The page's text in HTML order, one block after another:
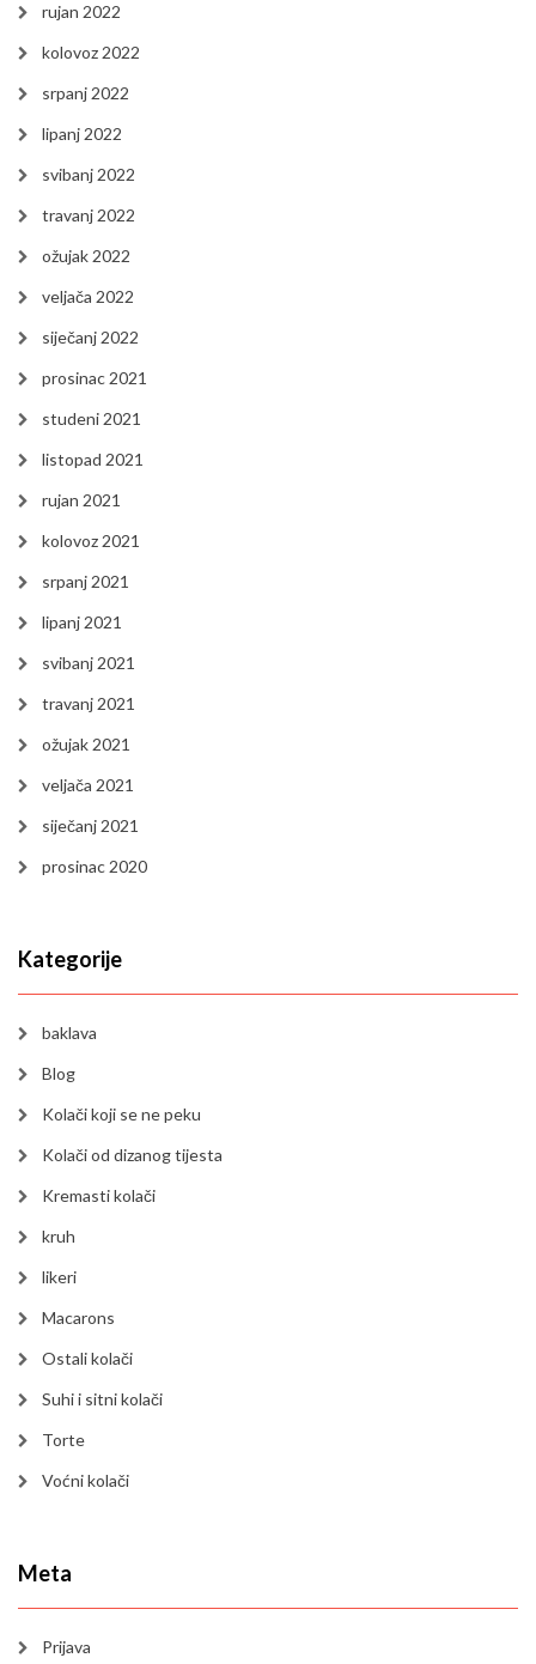
rujan 2022
kolovoz 2022
srpanj 2022
lipanj 2022
svibanj 2022
travanj 2022
ožujak 2022
veljača 2022
siječanj 2022
prosinac 2021
studeni 2021
listopad 2021
rujan 2021
kolovoz 2021
srpanj 2021
lipanj 2021
svibanj 2021
travanj 2021
ožujak 2021
veljača 2021
siječanj 2021
prosinac 2020
Kategorije
baklava
Blog
Kolači koji se ne peku
Kolači od dizanog tijesta
Kremasti kolači
kruh
likeri
Macarons
Ostali kolači
Suhi i sitni kolači
Torte
Voćni kolači
Meta
Prijava